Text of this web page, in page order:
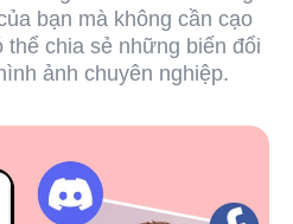
bạn mà không cần cạo
chia sẻ những biến đổi
ảnh chuyên nghiệp.